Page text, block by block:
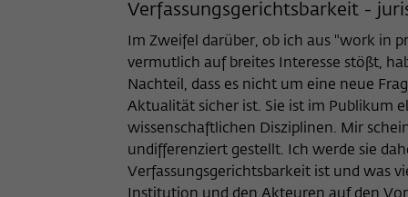
Verfassungsgerichtsbarkeit -
Im Zweifel darüber, ob ich aus "work in
vermutlich auf breites Interesse stößt,
Nachteil, dass es nicht um eine neue
Aktualität sicher ist. Sie ist im Publikum
wissenschaftlichen Disziplinen. Mir
undifferenziert gestellt. Ich werde sie
Verfassungsgerichtsbarkeit ist und was